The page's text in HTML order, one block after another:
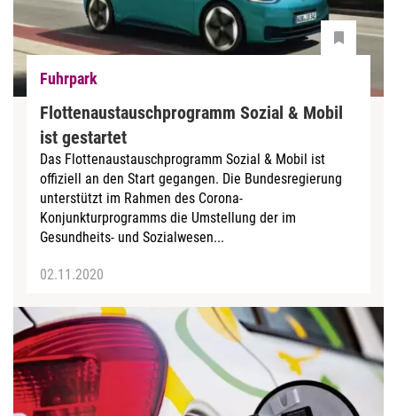
Fuhrpark
Flottenaustauschprogramm Sozial & Mobil
ist gestartet
Das Flottenaustauschprogramm Sozial & Mobil ist
offiziell an den Start gegangen. Die Bundesregierung
unterstützt im Rahmen des Corona-
Konjunkturprogramms die Umstellung der im
Gesundheits- und Sozialwesen...
02.11.2020